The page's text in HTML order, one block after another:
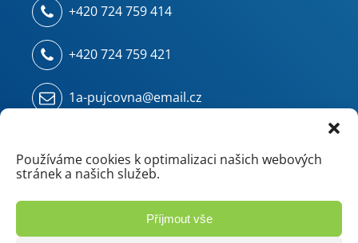
Používáme cookies k optimalizaci našich webových
stránek a našich služeb.
Příjmout vše
+420 724 759 414
+420 724 759 421
1a-pujcovna@email.cz
500 04 Hradec Králové - Kukleny
(areál ZVU - chemie/mostárna)